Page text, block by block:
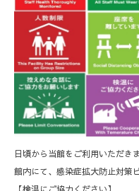
日頃から当館をご利用いただき
館内にて、感染症拡大防止対策